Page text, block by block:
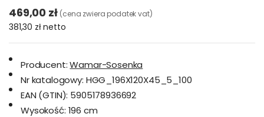
469,00 zł (cena zwiera podatek vat)
381,30 złnetto
Producent: Wamar-Sosenka
Nr katalogowy: HGG_196X120X45_5_100
EAN (GTIN): 5905178936692
Wysokość: 196 cm